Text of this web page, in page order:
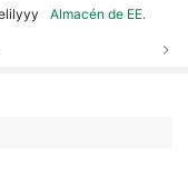
Almacén de EE.